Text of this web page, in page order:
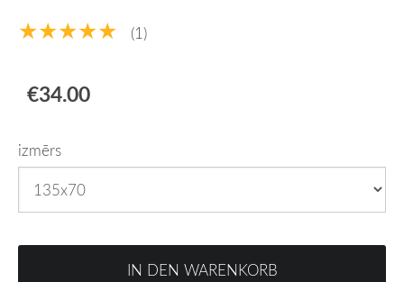
★★★★★ (1)
€34.00
izmērs
IN DEN WARENKORB